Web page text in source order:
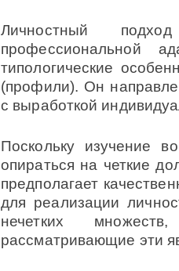
Личностный
профессиональной
типологические
(профили). Он
с выработкой
Поскольку изучение
опираться на четкие
предполагает
для реализации
нечетких
рассматривающие эти